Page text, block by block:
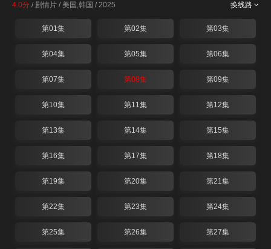
换线路
4.0分 / 剧情片 / 美国,韩国 / 2025
第01集 第02集 第03集
第04集 第05集 第06集
第07集 第08集 第09集
第10集 第11集 第12集
第13集 第14集 第15集
第16集 第17集 第18集
第19集 第20集 第21集
第22集 第23集 第24集
第25集 第26集 第27集